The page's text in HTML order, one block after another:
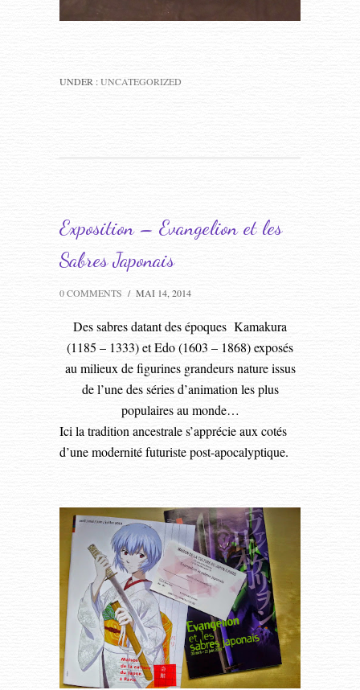
UNDER :UNCATEGORIZED
Exposition – Evangelion et les
Sabres Japonais
0 COMMENTS / MAI 14, 2014
Des sabres datant des époques Kamakura
(1185 – 1333) et Edo (1603 – 1868) exposés
au milieux de figurines grandeurs nature issus
de l’une des séries d’animation les plus
populaires au monde…
Ici la tradition ancestrale s’apprécie aux cotés
d’une modernité futuriste post-apocalyptique.